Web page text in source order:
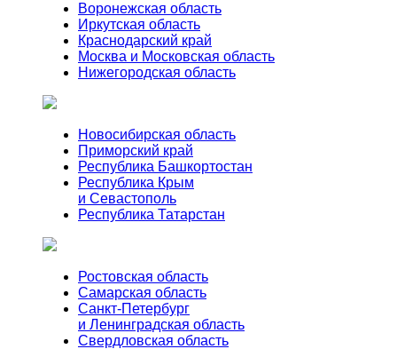
Воронежская область
Иркутская область
Краснодарский край
Москва и Московская область
Нижегородская область
Новосибирская область
Приморский край
Республика Башкортостан
Республика Крым
и Севастополь
Республика Татарстан
Ростовская область
Самарская область
Санкт-Петербург
и Ленинградская область
Свердловская область